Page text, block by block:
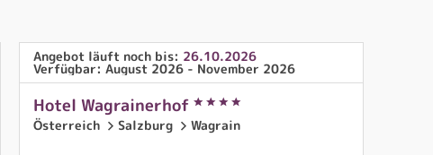
Angebot läuft noch bis: 26.10.2026
Verfügbar: August 2026 - November 2026
Hotel Wagrainerhof
Österreich Salzburg Wagrain